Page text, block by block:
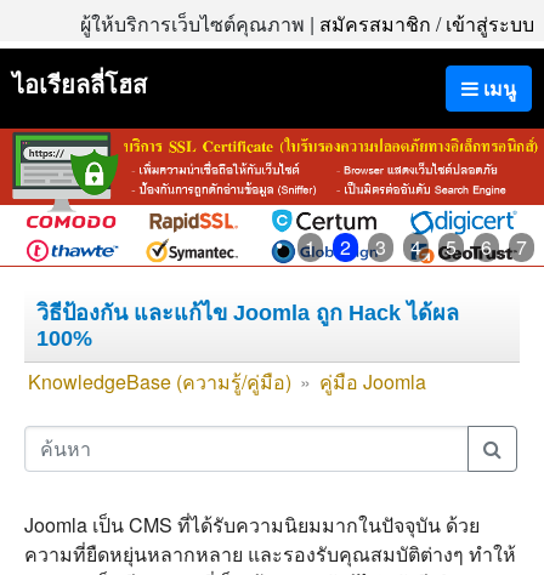
ผู้ให้บริการเว็บไซต์คุณภาพ | สมัครสมาชิก /เข้าสู่ระบบ
เมนู
ไอเรียลลี่โฮส
1 2 3 4 5 6 7
วิธีป้องกัน และแก้ไข Joomla ถูก Hack ได้ผล
100%
KnowledgeBase (ความรู้/คู่มือ) » คู่มือ Joomla
Joomla เป็น CMS ที่ได้รับความนิยมมากในปัจจุบัน ด้วย
ความที่ยืดหยุ่นหลากหลาย และรองรับคุณสมบัติต่างๆ ทำให้